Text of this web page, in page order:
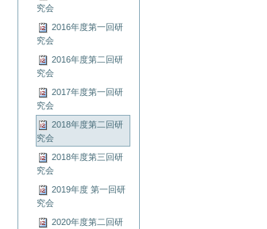
究会
2016年度第一回研
究会
2016年度第二回研
究会
2017年度第一回研
究会
2018年度第二回研
究会
2018年度第三回研
究会
2019年度 第一回研
究会
2020年度第二回研